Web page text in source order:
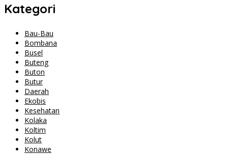
Kategori
Bau-Bau
Bombana
Busel
Buteng
Buton
Butur
Daerah
Ekobis
Kesehatan
Kolaka
Koltim
Kolut
Konawe